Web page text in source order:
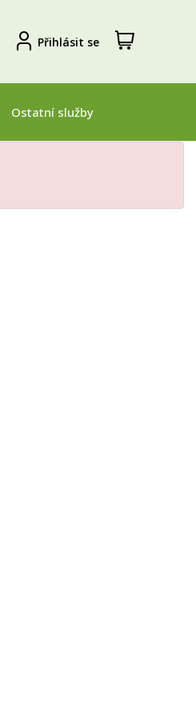
Registrovat
Přihlásit se
Zobrazit
nákupní
Ostatní služby